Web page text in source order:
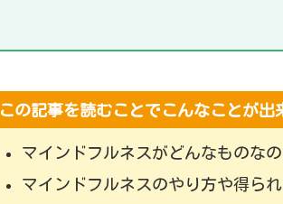
この記事を読むことでこんなことが出
マインドフルネスがどんなものな
マインドフルネスのやり方や得ら